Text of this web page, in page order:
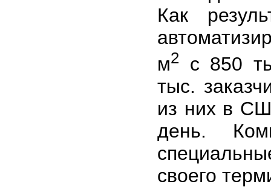
Как
м2 с 850
тыс.
из них в
день.
своего